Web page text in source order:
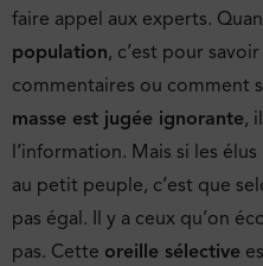
faire appel aux experts.
population, c’est pour
commentaires ou comment
masse est jugée ignorante,
l’information. Mais si les
au petit peuple, c’est que
pas égal. Il y a ceux qu’on
pas. Cette oreille sélective